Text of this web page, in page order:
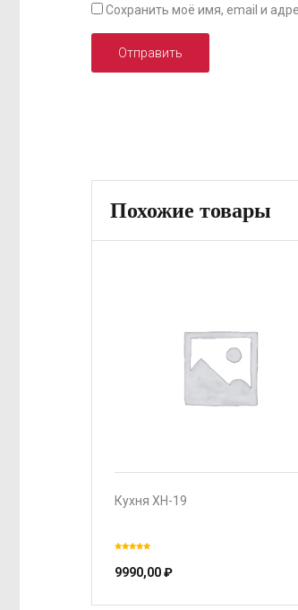
Сохранить моё имя, email и
Похожие товары
Кухня XH-19
9990,00₽